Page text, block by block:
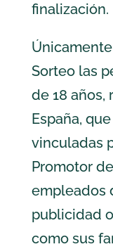
finalización.
Sorteo las
de 18 años,
España,
vinculadas
Promotor
empleados
publicidad
como sus